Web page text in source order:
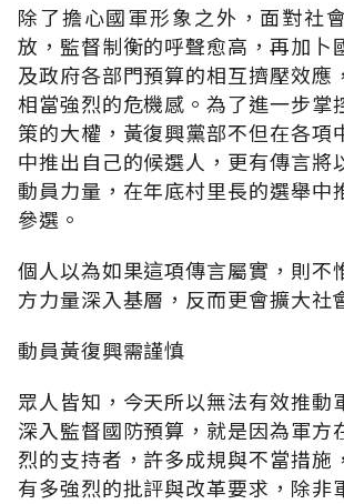
除了擔心國軍形象之外，面對社
放，監督制衡的呼聲愈高，再加卜
及政府各部門預算的相互擠壓效應
相當強烈的危機感。為了進一步掌
策的大權，黃復興黨部不但在各項
中推出自己的候選人，更有傳言將
動員力量，在年底村里長的選舉中
參選。
個人以為如果這項傳言屬實，則不
方力量深入基層，反而更會擴大社
動員黃復興需謹慎
眾人皆知，今天所以無法有效推動
深入監督國防預算，就是因為軍方
烈的支持者，許多成規與不當措施
有多強烈的批評與改革要求，除非